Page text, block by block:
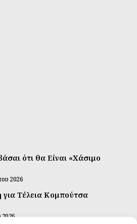
ότι θα Είναι «Χάσιμο
2026
για Τέλεια Κομπούτσα
2026